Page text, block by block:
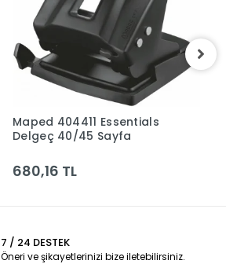
Sepete Ekle
Maped 404411 Essentials
Delgeç 40/45 Sayfa
680,16 TL
7 / 24 DESTEK
Öneri ve şikayetlerinizi bize iletebilirsiniz.